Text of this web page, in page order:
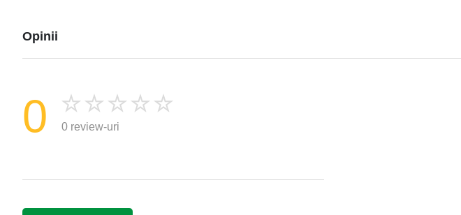
Opinii
0 0 review-uri